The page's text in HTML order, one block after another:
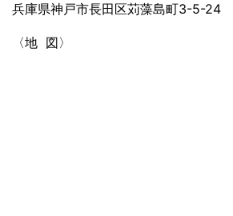
兵庫県神戸市長田区苅藻島町3-5-24
〈地 図〉